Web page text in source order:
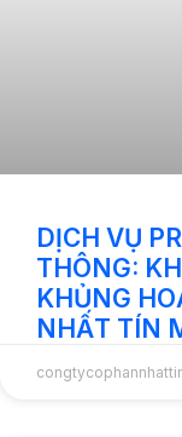
DỊCH VỤ
THÔNG:
KHỦNG
NHẤT TÍN